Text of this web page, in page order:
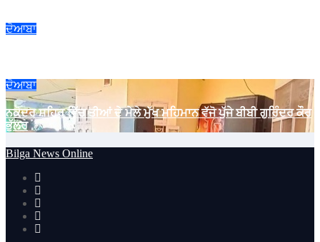
ਦੋਆਬਾ
ਦੋਆਬਾ
ਨਕੋਦਰ ਸ਼ਹਿਰ ਵਿੱਚ ਤੀਆਂ ਦੇ ਮੇਲੇ ਮੁੱਖ ਮਹਿਮਾਨ ਵੱਜੋ ਪੁੱਜੇ ਬੀਬੀ ਗੁਰਿੰਦਰ ਕੌਰ
ਭੁੱਲਰ
Bilga News Online